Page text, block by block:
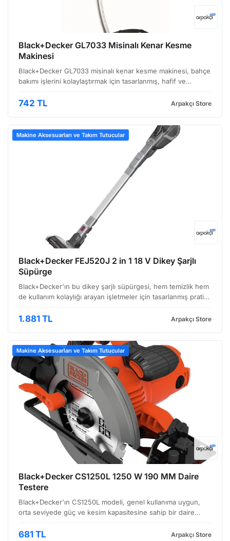
Black+Decker GL7033 Misinalı Kenar Kesme
Makinesi
Black+Decker GL7033 misinalı kenar kesme makinesi, bahçe
bakımı işlerini kolaylaştırmak için tasarlanmış, hafif ve
engellerin etrafındaki bitki örtüsünü tem…
742 TL Arpakçı Store
Makine Aksesuarları ve Takım Tutucular
Black+Decker FEJ520J 2 in 1 18 V Dikey Şarjlı
Süpürge
Black+Decker'ın bu dikey şarjlı süpürgesi, hem temizlik hem
de kullanım kolaylığı arayan işletmeler için tasarlanmış pratik
veya hızlı temizlik ihtiyaçları içi…
1.881 TL Arpakçı Store
Makine Aksesuarları ve Takım Tutucular
Black+Decker CS1250L 1250 W 190 MM Daire
Testere
Black+Decker'ın CS1250L modeli, genel kullanıma uygun,
orta seviyede güç ve kesim kapasitesine sahip bir daire
atölye çalışanlarına kadar geniş bir kitleye hitap…
681 TL Arpakçı Store